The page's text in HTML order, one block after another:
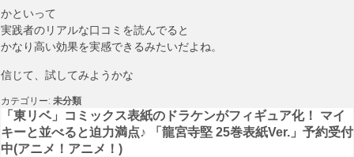
かといって
実践者のリアルな口コミを読んでると
かなり高い効果を実感できるみたいだよね。
信じて、試してみようかな
カテゴリー: 未分類
投
稿
「東リベ」コミックス表紙のドラケンがフィギュア化！ マイ
キーと並べると迫力満点♪ 「龍宮寺堅 25巻表紙Ver.」予約受付
中(アニメ！アニメ！)